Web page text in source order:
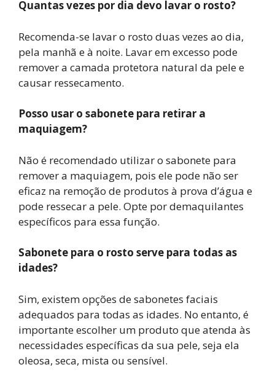
Quantas vezes por dia devo lavar o rosto?
Recomenda-se lavar o rosto duas vezes ao dia,
pela manhã e à noite. Lavar em excesso pode
remover a camada protetora natural da pele e
causar ressecamento.
Posso usar o sabonete para retirar a
maquiagem?
Não é recomendado utilizar o sabonete para
remover a maquiagem, pois ele pode não ser
eficaz na remoção de produtos à prova d’água e
pode ressecar a pele. Opte por demaquilantes
específicos para essa função.
Sabonete para o rosto serve para todas as
idades?
Sim, existem opções de sabonetes faciais
adequados para todas as idades. No entanto, é
importante escolher um produto que atenda às
necessidades específicas da sua pele, seja ela
oleosa, seca, mista ou sensível.